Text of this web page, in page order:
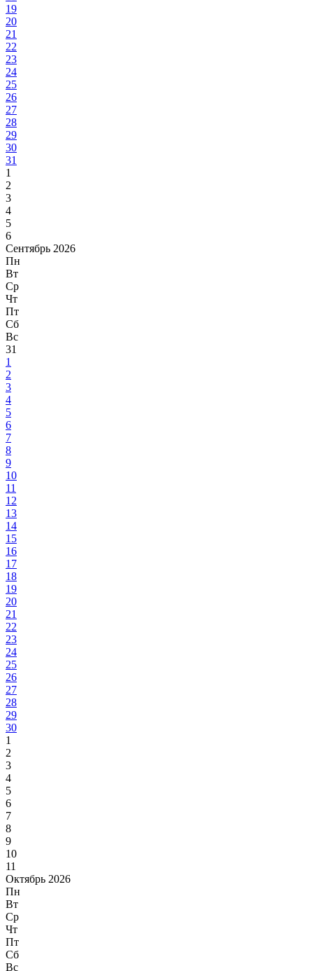
19
20
21
22
23
24
25
26
27
28
29
30
31
1
2
3
4
5
6
Сентябрь 2026
Пн
Вт
Ср
Чт
Пт
Сб
Вс
31
1
2
3
4
5
6
7
8
9
10
11
12
13
14
15
16
17
18
19
20
21
22
23
24
25
26
27
28
29
30
1
2
3
4
5
6
7
8
9
10
11
Октябрь 2026
Пн
Вт
Ср
Чт
Пт
Сб
Вс